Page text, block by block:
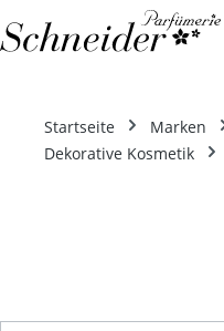
Zum Hauptinhalt springen
Startseite Marken
Dekorative Kosmetik